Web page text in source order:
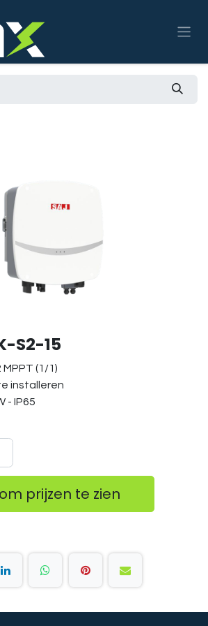
S2-15
MPPT (1/1)
installeren
- IP65
prijzen te zien